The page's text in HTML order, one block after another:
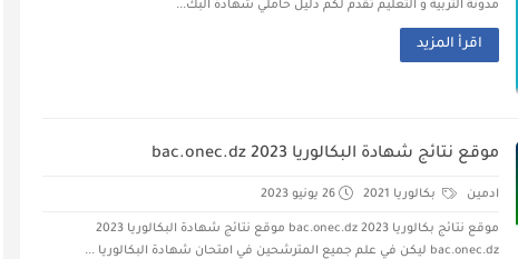
مدونة التربية و التعليم تقدم لكم دليل حاملي شهادة البك...
اقرأ المزيد
موقع نتائج شهادة البكالوريا 2023 bac.onec.dz
ادمين بكالوريا 2021 26 يونيو 2023
موقع نتائج بكالوريا 2023 bac.onec.dz موقع نتائج شهادة البكالوريا 2023
bac.onec.dz ليكن في علم جميع المترشحين في امتحان شهادة البكالوريا ...